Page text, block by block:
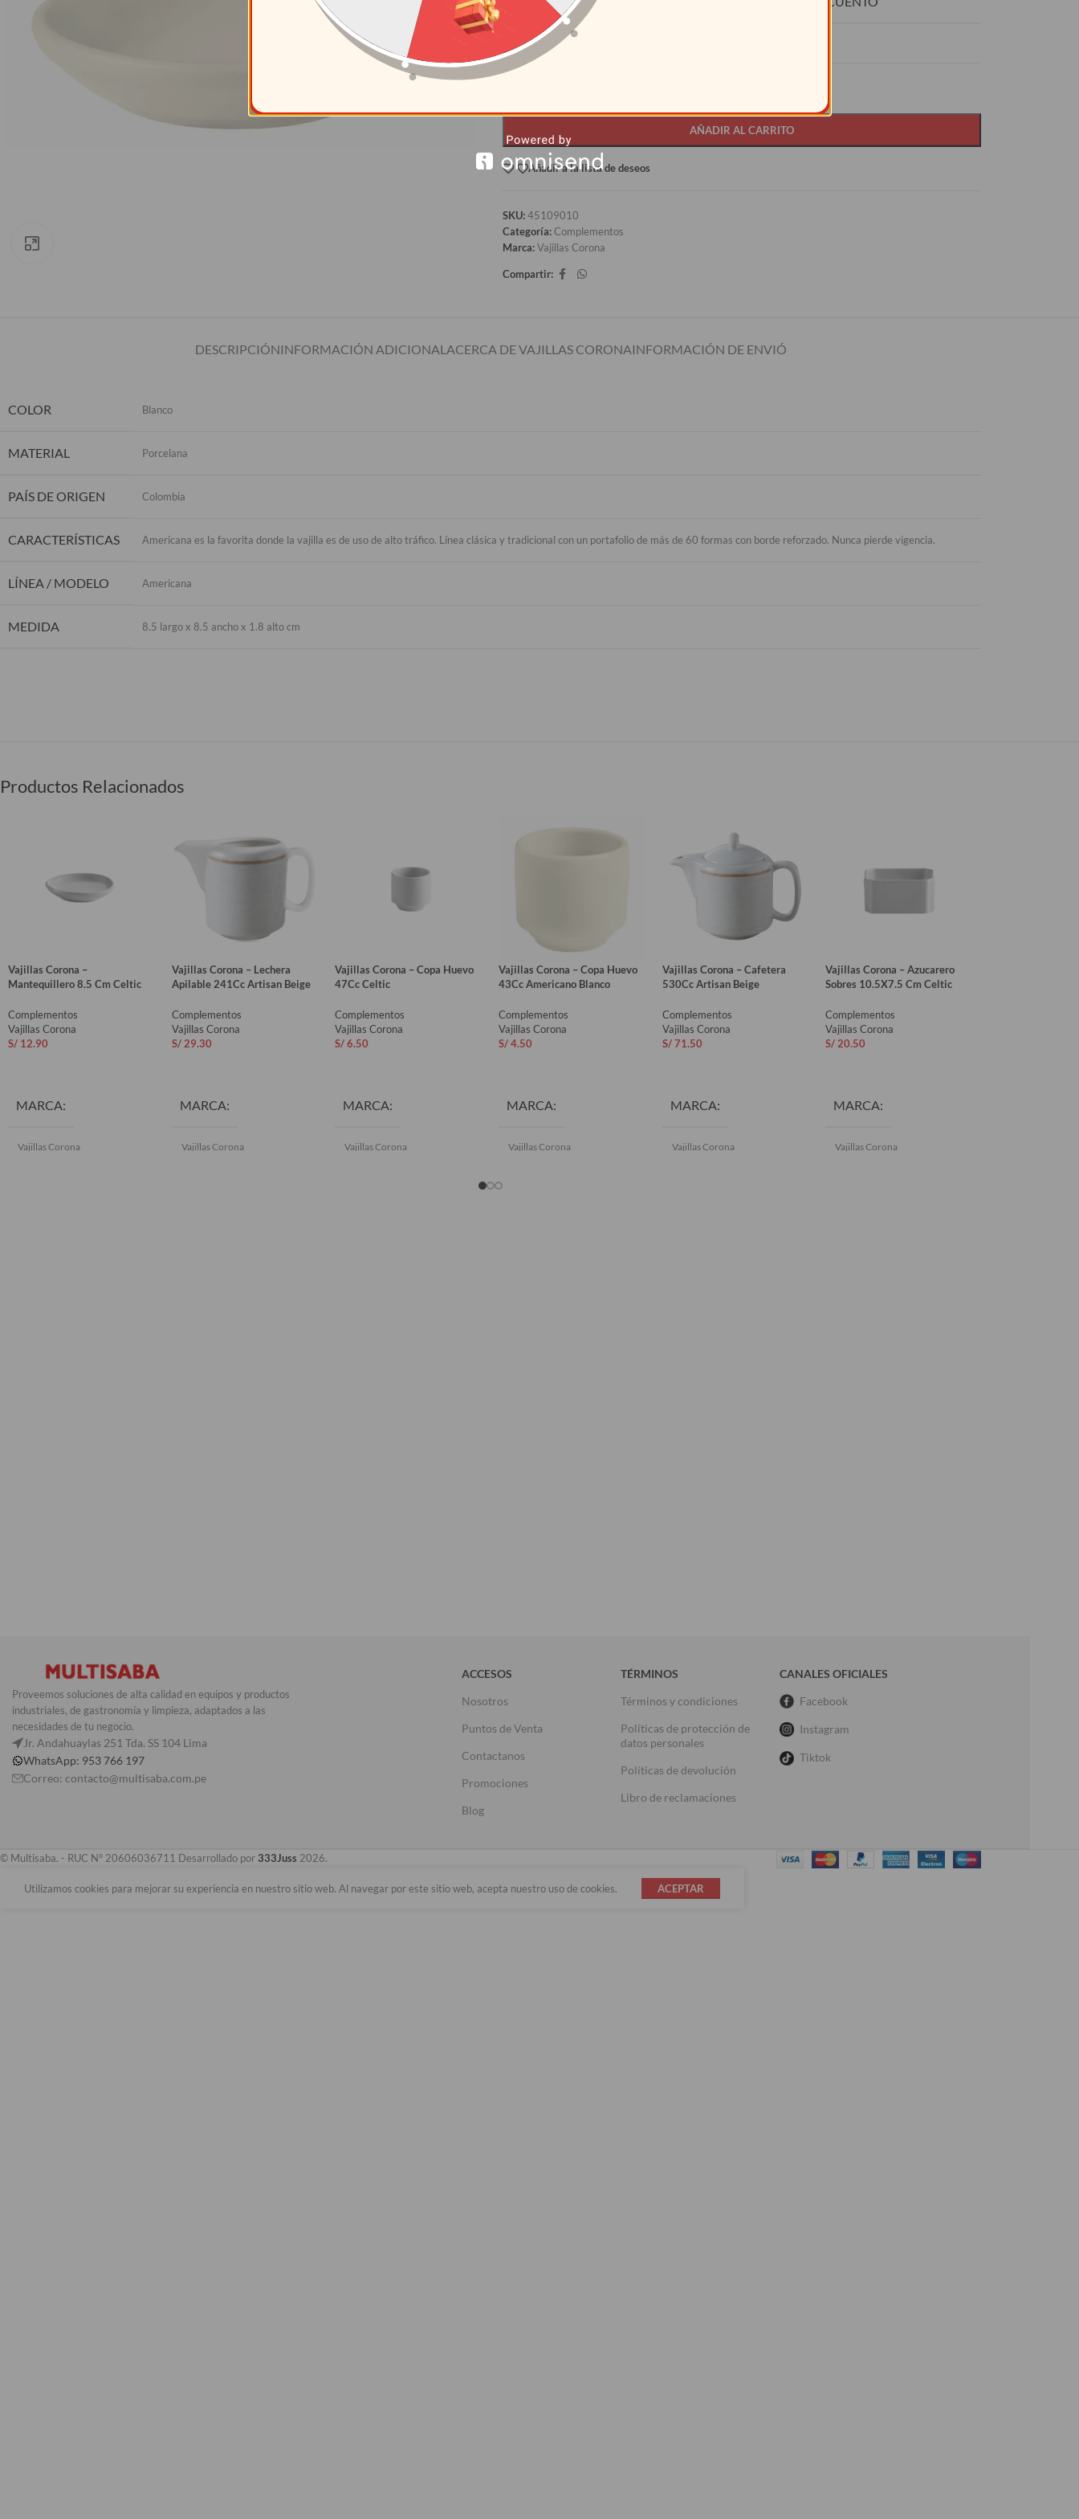
12+
AÑADIR AL CARRITO
Añadir a la lista de deseos
SKU:45109010
Categoría:Complementos
Marca:Vajillas Corona
Compartir:
DESCRIPCIÓNINFORMACIÓN ADICIONAL ACERCA DE VAJILLAS CORONAINFORMACIÓN DE ENVIÓ
COLOR Blanco
MATERIAL Porcelana
PAÍS DE ORIGEN Colombia
CARACTERÍSTICAS Americana es la favorita donde la vajilla es de uso de alto tráfico. Línea clásica y tradicional con un portafolio de más de 60 formas con borde reforzado. Nunca pierde vigencia.
LÍNEA / MODELO Americana
MEDIDA 8.5 largo x 8.5 ancho x 1.8 alto cm
Productos Relacionados
Vajillas Corona –
Mantequillero 8.5 Cm Celtic
Complementos
Vajillas Corona
S/ 12.90
MARCA
Vajillas Corona
Vajillas Corona – Lechera
Apilable 241Cc Artisan Beige
Complementos
Vajillas Corona
S/29.30
MARCA
Vajillas Corona
Vajillas Corona – Copa Huevo
47Cc Celtic
Complementos
Vajillas Corona
S/6.50
MARCA
Vajillas Corona
Vajillas Corona – Copa Huevo
43Cc Americano Blanco
Complementos
Vajillas Corona
S/4.50
MARCA
Vajillas Corona
Vajillas Corona – Cafetera
530Cc Artisan Beige
Complementos
Vajillas Corona
S/71.50
MARCA
Vajillas Corona
Vajillas Corona – Azucarero
Sobres 10.5X7.5 Cm Celtic
Complementos
Vajillas Corona
S/ 20.50
MARCA
Vajillas Corona
Proveemos soluciones de alta calidad en equipos y productos
industriales, de gastronomía y limpieza, adaptados a las
necesidades de tu negocio.
Jr. Andahuaylas 251 Tda. SS 104 Lima
WhatsApp: 953 766 197
Correo: contacto@multisaba.com.pe
ACCESOS
Nosotros
Puntos de Venta
Contactanos
Promociones
Blog
TÉRMINOS
Términos y condiciones
Políticas de protección de
datos personales
Políticas de devolución
Libro de reclamaciones
CANALES OFICIALES
Facebook
Instagram
Tiktok
© Multisaba. - RUC N° 20606036711 Desarrollado por 333Juss 2026.
Utilizamos cookies para mejorar su experiencia en nuestro sitio web. Al navegar por este sitio web, acepta nuestro uso de cookies. ACEPTAR